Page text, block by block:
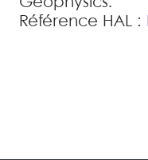
Référence HAL :